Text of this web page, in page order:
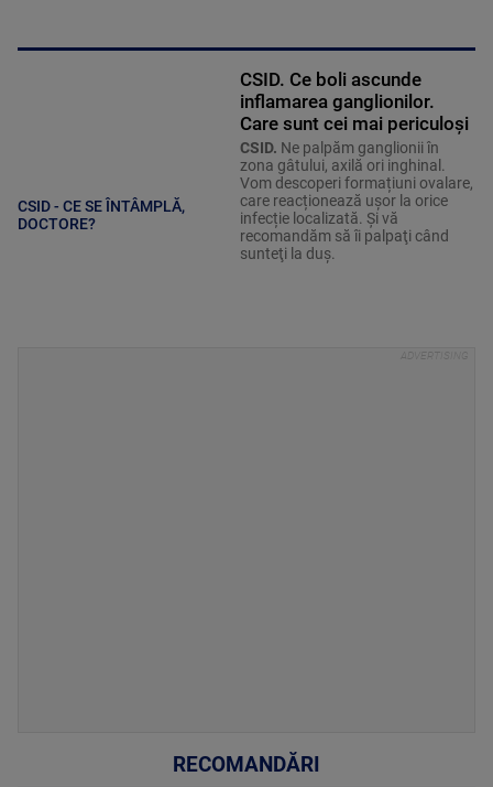
CSID - CE SE ÎNTÂMPLĂ,
DOCTORE?
CSID. Ce boli ascunde
inflamarea ganglionilor.
Care sunt cei mai periculoși
CSID. Ne palpăm ganglionii în
zona gâtului, axilă ori inghinal.
Vom descoperi formațiuni ovalare,
care reacționează ușor la orice
infecție localizată. Şi vă
recomandăm să îi palpaţi când
sunteţi la duş.
RECOMANDĂRI